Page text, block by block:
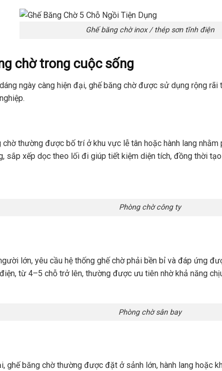
Ghế băng chờ inox / thép sơn tĩnh điện
chờ trong cuộc sống
ngày càng hiện đại, ghế băng chờ được sử dụng rộng rãi
chờ thường được bố trí ở khu vực lễ tân hoặc hành lang
sắp xếp dọc theo lối đi giúp tiết kiệm diện tích, đồng thời
Phòng chờ công ty
lớn, yêu cầu hệ thống ghế chờ phải bền bỉ và đáp ứng
từ 4–5 chỗ trở lên, thường được ưu tiên nhờ khả năng
Phòng chờ sân bay
ghế băng chờ thường được đặt ở sảnh lớn, hành lang hoặc